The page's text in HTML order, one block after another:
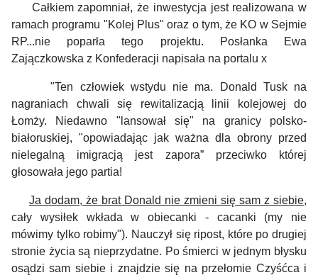
Całkiem zapomniał, że inwestycja jest realizowana w
ramach programu "Kolej Plus" oraz o tym, że KO w Sejmie
RP...nie poparła tego projektu. Posłanka Ewa
Zajączkowska z Konfederacji napisała na portalu x
"Ten człowiek wstydu nie ma. Donald Tusk na
nagraniach chwali się rewitalizacją linii kolejowej do
Łomży. Niedawno "lansował się" na granicy polsko-
białoruskiej, "opowiadając jak ważna dla obrony przed
nielegalną imigracją jest zapora” przeciwko której
głosowała jego partia!
Ja dodam, że brat Donald nie zmieni się sam z siebie,
cały wysiłek wkłada w obiecanki - cacanki (my nie
mówimy tylko robimy"). Nauczył się ripost, które po drugiej
stronie życia są nieprzydatne. Po śmierci w jednym błysku
osądzi sam siebie i znajdzie się na przełomie Czyśćca i